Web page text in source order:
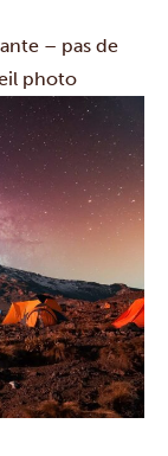
– pas de
photo